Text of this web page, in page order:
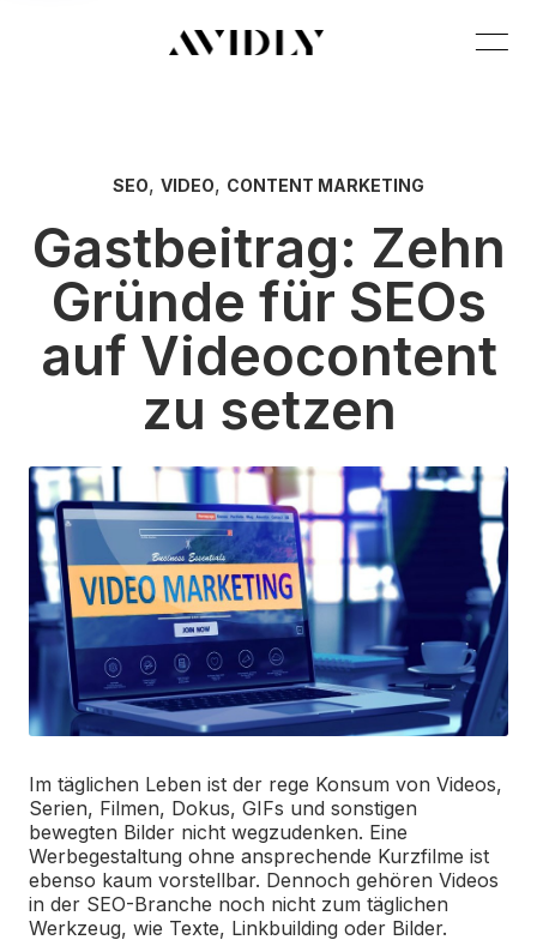
SEO, VIDEO, CONTENT MARKETING
Gastbeitrag: Zehn
Gründe für SEOs
auf Videocontent
zu setzen
Im täglichen Leben ist der rege Konsum von Videos,
Serien, Filmen, Dokus, GIFs und sonstigen
bewegten Bilder nicht wegzudenken. Eine
Werbegestaltung ohne ansprechende Kurzfilme ist
ebenso kaum vorstellbar. Dennoch gehören Videos
in der SEO-Branche noch nicht zum täglichen
Werkzeug, wie Texte, Linkbuilding oder Bilder.